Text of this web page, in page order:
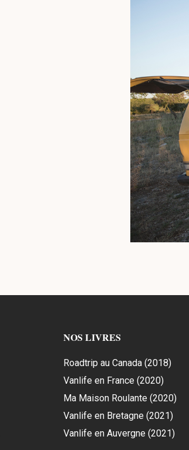
NOS LIVRES
Roadtrip au Canada (2018)
Vanlife en France (2020)
Ma Maison Roulante (2020)
Vanlife en Bretagne (2021)
Vanlife en Auvergne (2021)